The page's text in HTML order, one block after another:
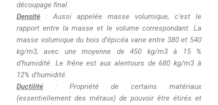
découpage final.
Densité : Aussi appelée masse volumique, c’est le
rapport entre la masse et le volume correspondant. La
masse volumique du bois d’épicéa varie entre 380 et 540
kg/m3, avec une moyenne de 450 kg/m3 à 15 %
d’humidité. Le frêne est aux alentours de 680 kg/m3 à
12% d’humidité.
Ductilité : Propriété de certains matériaux
(essentiellement des métaux) de pouvoir être étirés et